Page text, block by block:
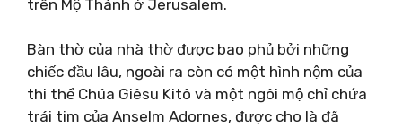
trên Mộ Thánh ở Jerusalem.
Bàn thờ của nhà thờ được bao phủ bởi những
chiếc đầu lâu, ngoài ra còn có một hình nộm của
thi thể Chúa Giêsu Kitô và một ngôi mộ chỉ chứa
trái tim của Anselm Adornes, được cho là đã